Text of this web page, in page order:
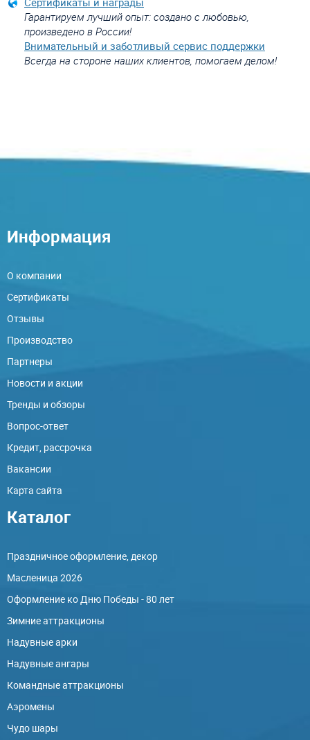
Гарантируем лучший опыт: создано с любовью,
произведено в России!
Внимательный и заботливый сервис поддержки
Всегда на стороне наших клиентов, помогаем делом!
Информация
О компании
Сертификаты
Отзывы
Производство
Партнеры
Новости и акции
Тренды и обзоры
Вопрос-ответ
Кредит, рассрочка
Вакансии
Карта сайта
Каталог
Праздничное оформление, декор
Масленица 2026
Оформление ко Дню Победы - 80 лет
Зимние аттракционы
Надувные арки
Надувные ангары
Командные аттракционы
Аэромены
Чудо шары